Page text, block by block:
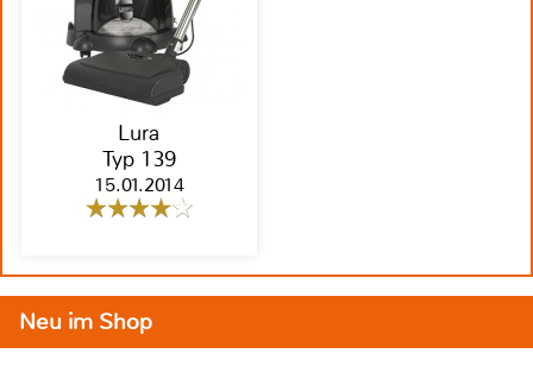
Lura
Typ 139
15.01.2014
Neu im Shop